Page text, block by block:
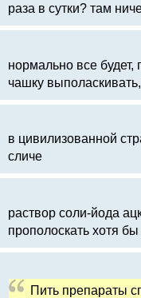
раза в сутки? там
нормально все будет,
чашку
в цивилизованной
сличе
раствор соли-йода
прополоскать хотя бы
Пить препараты